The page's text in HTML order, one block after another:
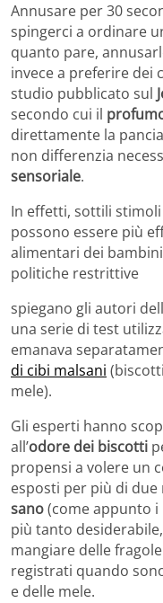
Annusare per 30
spingerci a ordinare
quanto pare,
invece a preferire dei
studio pubblicato sul
secondo cui il
direttamente la
non differenzia
sensoriale.
In effetti, sottili
possono essere più
alimentari dei
politiche restrittive
spiegano gli autori
una serie di test
emanava
di cibi malsani
mele).
Gli esperti hanno
all’odore dei biscotti
propensi a volere un
esposti per più di due
sano(come appunto
più tanto
mangiare delle
registrati quando
e delle mele.